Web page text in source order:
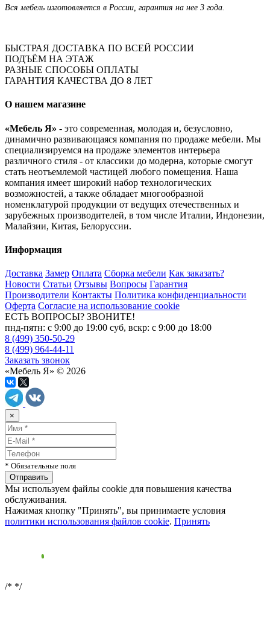
Вся мебель изготовляется в России, гарантия на нее 3 года.
БЫСТРАЯ ДОСТАВКА ПО ВСЕЙ РОССИИ
ПОДЪЁМ НА ЭТАЖ
РАЗНЫЕ СПОСОБЫ ОПЛАТЫ
ГАРАНТИЯ КАЧЕСТВА ДО 8 ЛЕТ
О нашем магазине
«Мебель Я» - это современная, молодая и, безусловно,
динамично развивающаяся компания по продаже мебели. Мы
специализируемся на продаже элементов интерьера
различного стиля - от классики до модерна, которые смогут
стать неотъемлемой частицей любого помещения. Наша
компания имеет широкий набор технологических
возможностей, а также обладает многообразной
номенклатурой продукции от ведущих отечественных и
зарубежных производителей, в том числе Италии, Индонезии,
Малайзии, Китая, Белоруссии.
Информация
Доставка Замер Оплата Сборка мебели Как заказать?
Новости Статьи Отзывы Вопросы Гарантия
Производители Контакты Политика конфиденциальности
Оферта Согласие на использование cookie
ЕСТЬ ВОПРОСЫ? ЗВОНИТЕ!
пнд-пятн: с 9:00 до 19:00 суб, вскр: с 9:00 до 18:00
8 (499) 350-50-29
8 (499) 964-44-11
Заказать звонок
«Мебель Я» © 2026
×
* Обязательные поля
Мы используем файлы cookie для повышения качества
обслуживания.
Нажимая кнопку "Принять", вы принимаете условия
политики использования файлов cookie. Принять
/* */